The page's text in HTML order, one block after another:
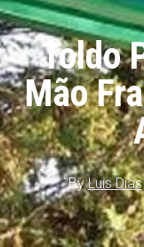
Toldo
Mão
ByLuis Dias